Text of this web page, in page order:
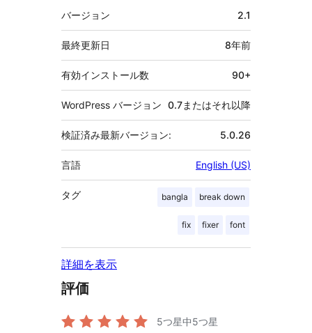
メ
タ
バージョン 2.1
最終更新日 8年前
有効インストール数 90+
WordPress バージョン 0.7またはそれ以降
検証済み最新バージョン: 5.0.26
言語 English (US)
タグ bangla break down
fix fixer font
詳細を表示
評価
5つ星中5つ星